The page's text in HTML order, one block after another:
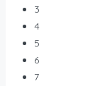
3
4
5
6
7